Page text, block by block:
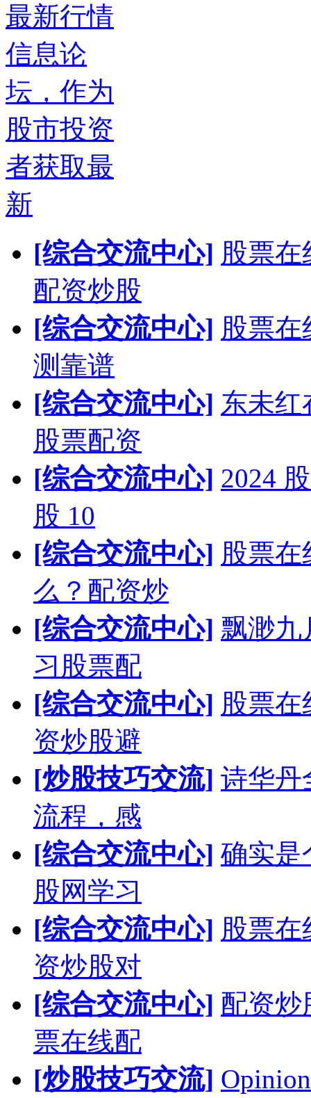
最新行情
信息论
坛，作为
股市投资
者获取最
新
[综合交流中心] 股票
配资炒股
[综合交流中心] 股票在
测靠谱
[综合交流中心] 东未红
股票配资
[综合交流中心] 2024
股 10
[综合交流中心] 股票
么？配资炒
[综合交流中心] 飘渺九
习股票配
[综合交流中心] 股票
资炒股避
[炒股技巧交流] 诗华丹
流程，感
[综合交流中心] 确实是
股网学习
[综合交流中心] 股票
资炒股对
[综合交流中心] 配资炒
票在线配
[炒股技巧交流]